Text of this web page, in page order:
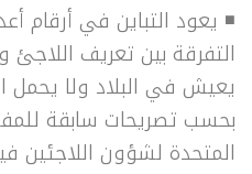
◾ يعود التباين في أرقام
التفرقة بين تعريف اللاجئ
يعيش في البلاد ولا يحمل
بحسب تصريحات سابقة
المتحدة لشؤون اللاجئين